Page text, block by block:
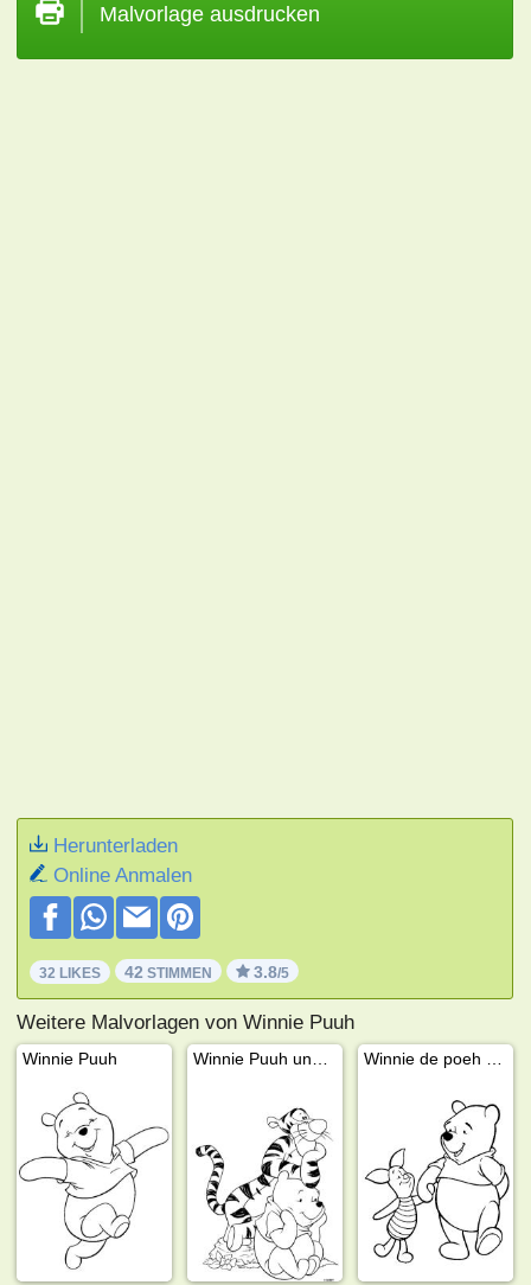
Malvorlage ausdrucken
Herunterladen
Online Anmalen
32 LIKES 42 STIMMEN 3.8/5
Weitere Malvorlagen von Winnie Puuh
Winnie Puuh